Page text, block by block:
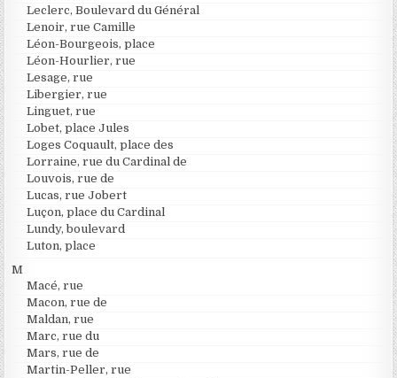
Leclerc, Boulevard du Général
Lenoir, rue Camille
Léon-Bourgeois, place
Léon-Hourlier, rue
Lesage, rue
Libergier, rue
Linguet, rue
Lobet, place Jules
Loges Coquault, place des
Lorraine, rue du Cardinal de
Louvois, rue de
Lucas, rue Jobert
Luçon, place du Cardinal
Lundy, boulevard
Luton, place
M
Macé, rue
Macon, rue de
Maldan, rue
Marc, rue du
Mars, rue de
Martin-Peller, rue